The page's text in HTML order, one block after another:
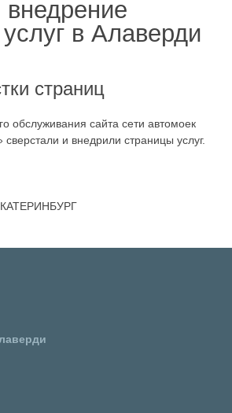
внедрение
в Алаверди
страниц
обслуживания сайта сети автомоек
и внедрили страницы услуг.